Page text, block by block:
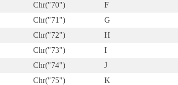
Chr("70") F
Chr("71") G
Chr("72") H
Chr("73") I
Chr("74") J
Chr("75") K